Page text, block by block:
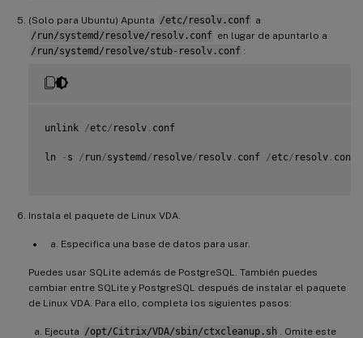
(Solo para Ubuntu) Apunta /etc/resolv.conf a
/run/systemd/resolve/resolv.conf en lugar de apuntarlo a
/run/systemd/resolve/stub-resolv.conf :
unlink /etc/ resolv . conf
ln - s / run/systemd / resolve/ resolv . conf /etc/ resolv . conf
Instala el paquete de Linux VDA.
Especifica una base de datos para usar.
Puedes usar SQLite además de PostgreSQL. También puedes
cambiar entre SQLite y PostgreSQL después de instalar el paquete
de Linux VDA. Para ello, completa los siguientes pasos:
Ejecuta /opt/Citrix/VDA/sbin/ctxcleanup.sh
. Omite este